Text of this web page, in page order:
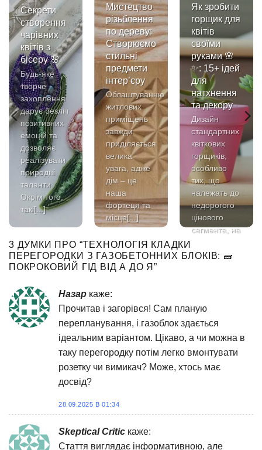
Секрети
створення
чарівних
квітів з
бісеру 🌸
Будь-яке
творче
захоплення
дарує безліч
позитивних
емоцій та
дозволяє
реалізувати
природні
таланти.
Окрім того,
такі[...]
Мистецтво
різьблення
по дереву:
Створюємо
стильні
предмети
інтер’єру
Облаштуванню
житлових
приміщень
завжди
приділяється
велика
увага, адже
дім – це
наша
фортеця та
місце[...]
Як зробити
горщик для
квітів
своїми
руками 🌸
✨: 15+ ідей
для
натхнення
та декору
Дизайн
стандартних
квіткових
горщиків,
особливо
тих, що
належать до
недорогого
цінового
сегмента, на
досить[...]
3 ДУМКИ ПРО “ТЕХНОЛОГІЯ КЛАДКИ
ПЕРЕГОРОДКИ З ГАЗОБЕТОННИХ БЛОКІВ: 🧱
ПОКРОКОВИЙ ГІД ВІД А ДО Я”
Назар каже:
Прочитав і загорівся! Сам планую
перепланування, і газоблок здається
ідеальним варіантом. Цікаво, а чи можна в
таку перегородку потім легко вмонтувати
розетку чи вимикач? Може, хтось має
досвід?
28.09.2025 В 01:34
Skeptical Critic каже:
Стаття виглядає інформативною, але